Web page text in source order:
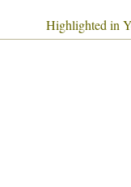
Highlighted in